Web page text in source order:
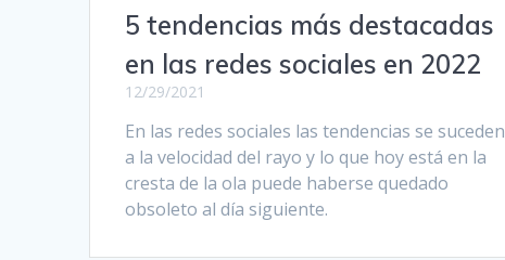
5 tendencias más destacadas
en las redes sociales en 2022
12/29/2021
En las redes sociales las tendencias se suceden
a la velocidad del rayo y lo que hoy está en la
cresta de la ola puede haberse quedado
obsoleto al día siguiente.